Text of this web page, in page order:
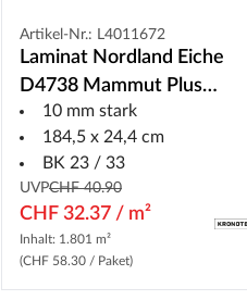
Artikel-Nr.: L4011672
Laminat Nordland Eiche
D4738 Mammut Plus
Landhausdiele
10 mm stark
184,5 x 24,4 cm
BK 23 / 33
UVPCHF 40.90
CHF 32.37 / m²
Inhalt: 1.801 m²
(CHF 58.30 / Paket)